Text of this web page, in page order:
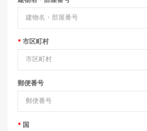
市区町村
郵便番号
国